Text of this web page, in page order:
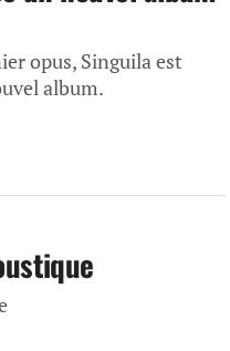
opus, Singuila est
album.